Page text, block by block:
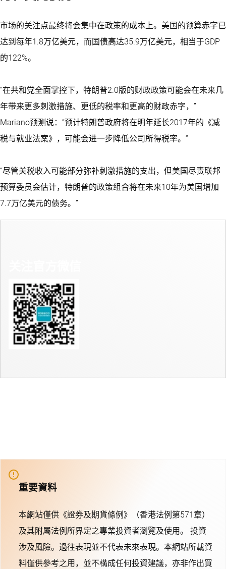
市场的关注点最终将会集中在政策的成本上。美国的预算赤字已
达到每年1.8万亿美元，而国债高达35.9万亿美元，相当于GDP
的122%。
“在共和党全面掌控下，特朗普2.0版的财政政策可能会在未来几
年带来更多刺激措施、更低的税率和更高的财政赤字，”
Mariano预测说：“预计特朗普政府将在明年延长2017年的《减
税与就业法案》，可能会进一步降低公司所得税率。”
“尽管关税收入可能部分弥补刺激措施的支出，但美国尽责联邦
预算委员会估计，特朗普的政策组合将在未来10年为美国增加
7.7万亿美元的债务。”
重要資料
本網站僅供《證券及期貨條例》（香港法例第571章）
及其附屬法例所界定之專業投資者瀏覽及使用。 投資
涉及風險。過往表現並不代表未來表現。本網站所載資
料僅供參考之用，並不構成任何投資建議，亦非作出買